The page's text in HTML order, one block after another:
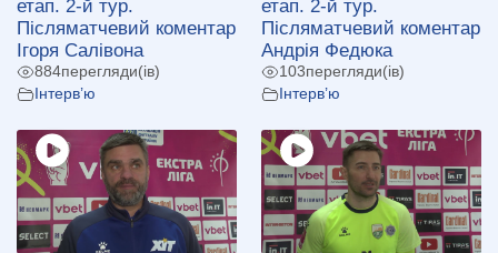
етап. 2-й тур.
Післяматчевий коментар
Ігоря Салівона
884перегляди(ів)
Інтерв’ю
етап. 2-й тур.
Післяматчевий коментар
Андрія Федюка
103перегляди(ів)
Інтерв’ю